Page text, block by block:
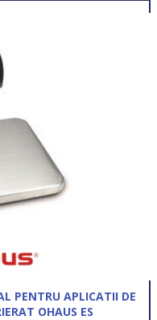
PENTRU APLICATII DE
OHAUS ES